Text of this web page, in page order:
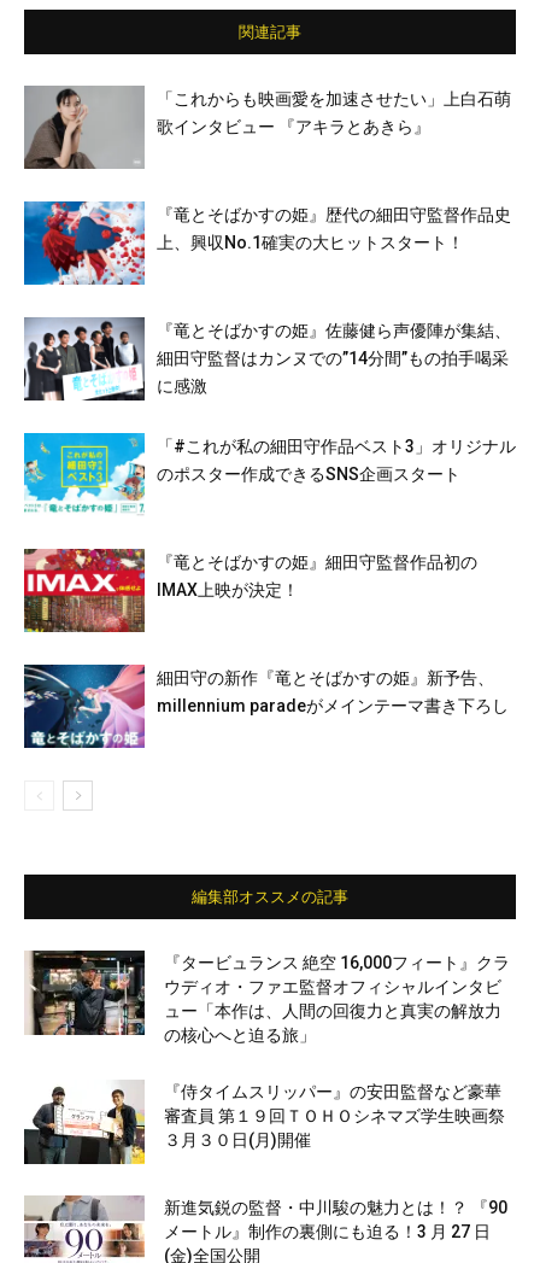
関連記事
「これからも映画愛を加速させたい」上白石萌
歌インタビュー 『アキラとあきら』
『竜とそばかすの姫』歴代の細田守監督作品史
上、興収No.1確実の大ヒットスタート！
『竜とそばかすの姫』佐藤健ら声優陣が集結、
細田守監督はカンヌでの”14分間”もの拍手喝采
に感激
「#これが私の細田守作品ベスト3」オリジナル
のポスター作成できるSNS企画スタート
『竜とそばかすの姫』細田守監督作品初の
IMAX上映が決定！
細田守の新作『竜とそばかすの姫』新予告、
millennium paradeがメインテーマ書き下ろし
編集部オススメの記事
『タービュランス 絶空 16,000フィート』クラ
ウディオ・ファエ監督オフィシャルインタビ
ュー「本作は、人間の回復力と真実の解放力
の核心へと迫る旅」
『侍タイムスリッパー』の安田監督など豪華
審査員 第１９回ＴＯＨＯシネマズ学生映画祭
３月３０日(月)開催
新進気鋭の監督・中川駿の魅力とは！？ 『90
メートル』制作の裏側にも迫る！3 月 27 日
(金)全国公開